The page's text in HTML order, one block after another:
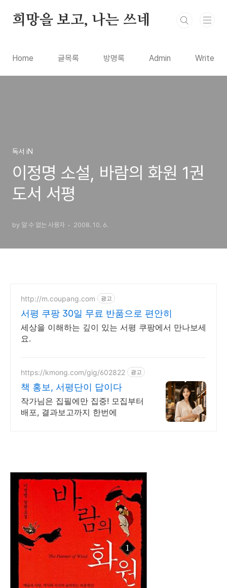
희망을 보고, 나는 쓰네
Home 글목록 방명록 Admin Write
독서 iN
이정명 소설, 바람의 화원 1권
도서 서평
by 알 수 없는 사용자 2008. 10. 6.
http://m.coupang.com 광고
서평 쿠팡 30일 무료 반품으로 편안히
세상을 이해하는 깊이 있는 서평 쿠팡에서 만나보세
요.
https://kmong.com/gig/602822 광고
책 홍보, 서평단이 답이다
작가님은 집필에만 집중! 모집부터
배포, 결과보고까지 한번에